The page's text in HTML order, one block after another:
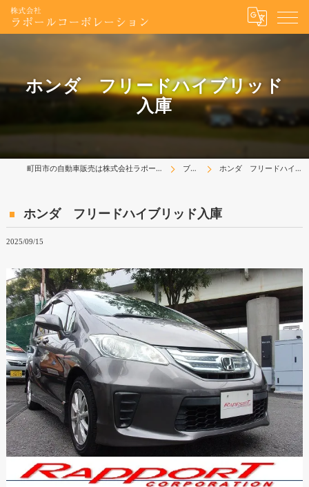
ホンダ フリードハイブリッド
入庫
町田市の自動車販売は株式会社ラポールコーポレーション ブログ ホンダ フリードハイブリッド入庫
ホンダ フリードハイブリッド入庫
2025/09/15